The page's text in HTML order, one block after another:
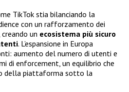
TikTok stia bilanciando la
con un rafforzamento dei
un ecosistema più sicuro
. L’espansione in Europa
aumento del numero di utenti e
di enforcement, un equilibrio che
della piattaforma sotto la